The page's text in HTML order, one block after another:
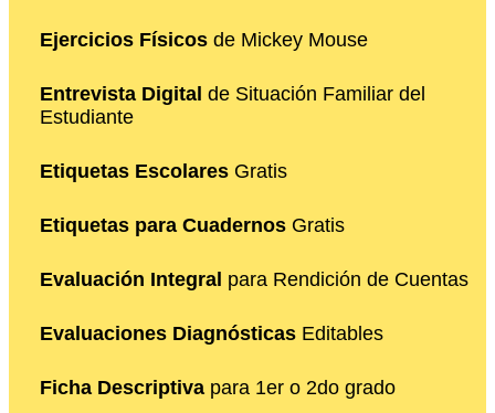
Ejercicios Físicos de Mickey Mouse
Entrevista Digital de Situación Familiar del
Estudiante
Etiquetas Escolares Gratis
Etiquetas para Cuadernos Gratis
Evaluación Integral para Rendición de Cuentas
Evaluaciones Diagnósticas Editables
Ficha Descriptiva para 1er o 2do grado